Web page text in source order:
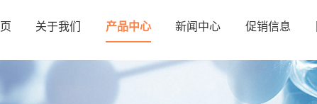
关于我们 产品中心 新闻中心 促销信息